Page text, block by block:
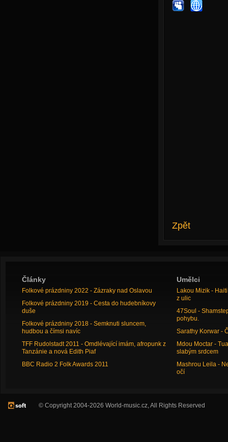
Zpět
Články
Folkové prázdniny 2022 - Zázraky nad Oslavou
Folkové prázdniny 2019 - Cesta do hudebníkovy
duše
Folkové prázdniny 2018 - Semknuti sluncem,
hudbou a čímsi navíc
TFF Rudolstadt 2011 - Omdlévající imám, afropunk z
Tanzánie a nová Edith Piaf
BBC Radio 2 Folk Awards 2011
Umělci
Lakou Mizik -
z ulic
47Soul -
pohybu.
Sarathy Korwar -
Mdou Moctar -
slabým srdcem
Mashrou Leila -
očí
© Copyright 2004-2026 World-music.cz, All Rights Reserved